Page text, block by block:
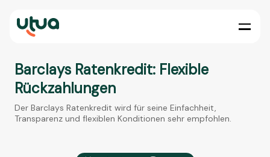
Barclays Ratenkredit: Flexible
Rückzahlungen
Der Barclays Ratenkredit wird für seine Einfachheit,
Transparenz und flexiblen Konditionen sehr empfohlen.